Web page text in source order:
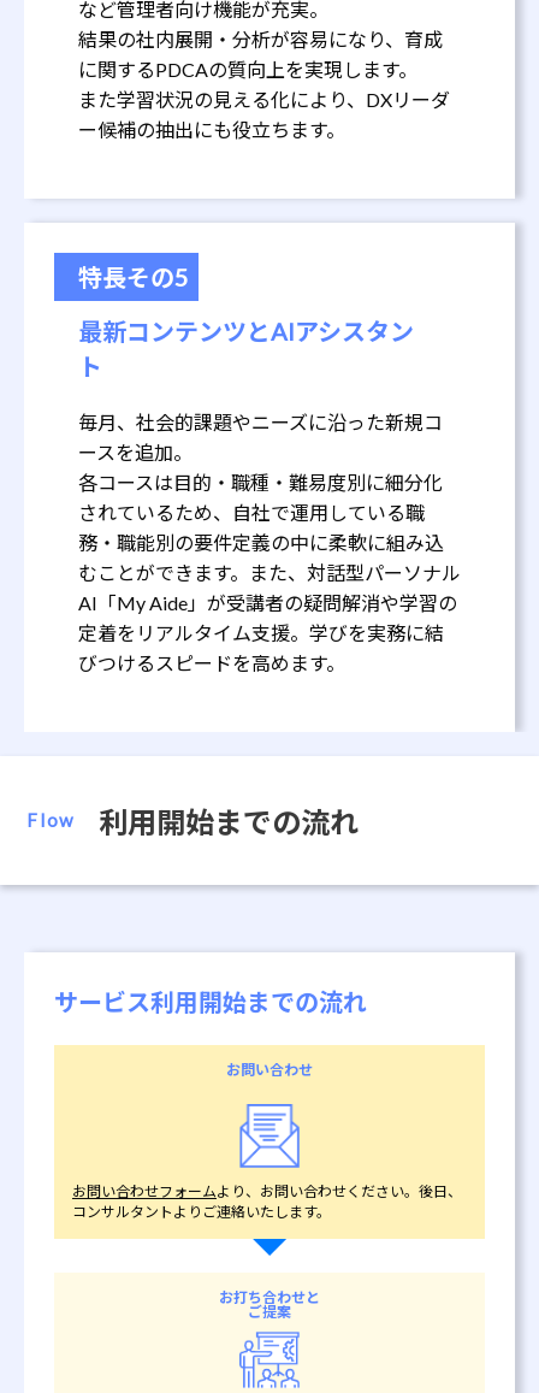
など管理者向け機能が充実。
結果の社内展開・分析が容易になり、育成
に関するPDCAの質向上を実現します。
また学習状況の見える化により、DXリーダ
ー候補の抽出にも役立ちます。
特長その5
最新コンテンツとAIアシスタン
ト
毎月、社会的課題やニーズに沿った新規コ
ースを追加。
各コースは目的・職種・難易度別に細分化
されているため、自社で運用している職
務・職能別の要件定義の中に柔軟に組み込
むことができます。また、対話型パーソナル
AI「My Aide」が受講者の疑問解消や学習の
定着をリアルタイム支援。学びを実務に結
びつけるスピードを高めます。
Flow 利用開始までの流れ
サービス利用開始までの流れ
お問い合わせ
お問い合わせフォームより、お問い合わせください。後日、
コンサルタントよりご連絡いたします。
お打ち合わせと
ご提案